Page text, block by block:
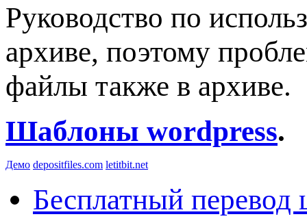
Руководство по
архиве, поэтому
файлы также в архиве.
Шаблоны wordpress.
Демо depositfiles.com letitbit.net
Бесплатный перевод